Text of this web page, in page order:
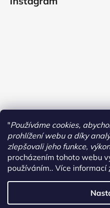
"Používáme cookies,
prohlížení webu a díky
zlepšovali jeho funkce,
procházením tohoto webu
používáním.. Více informací